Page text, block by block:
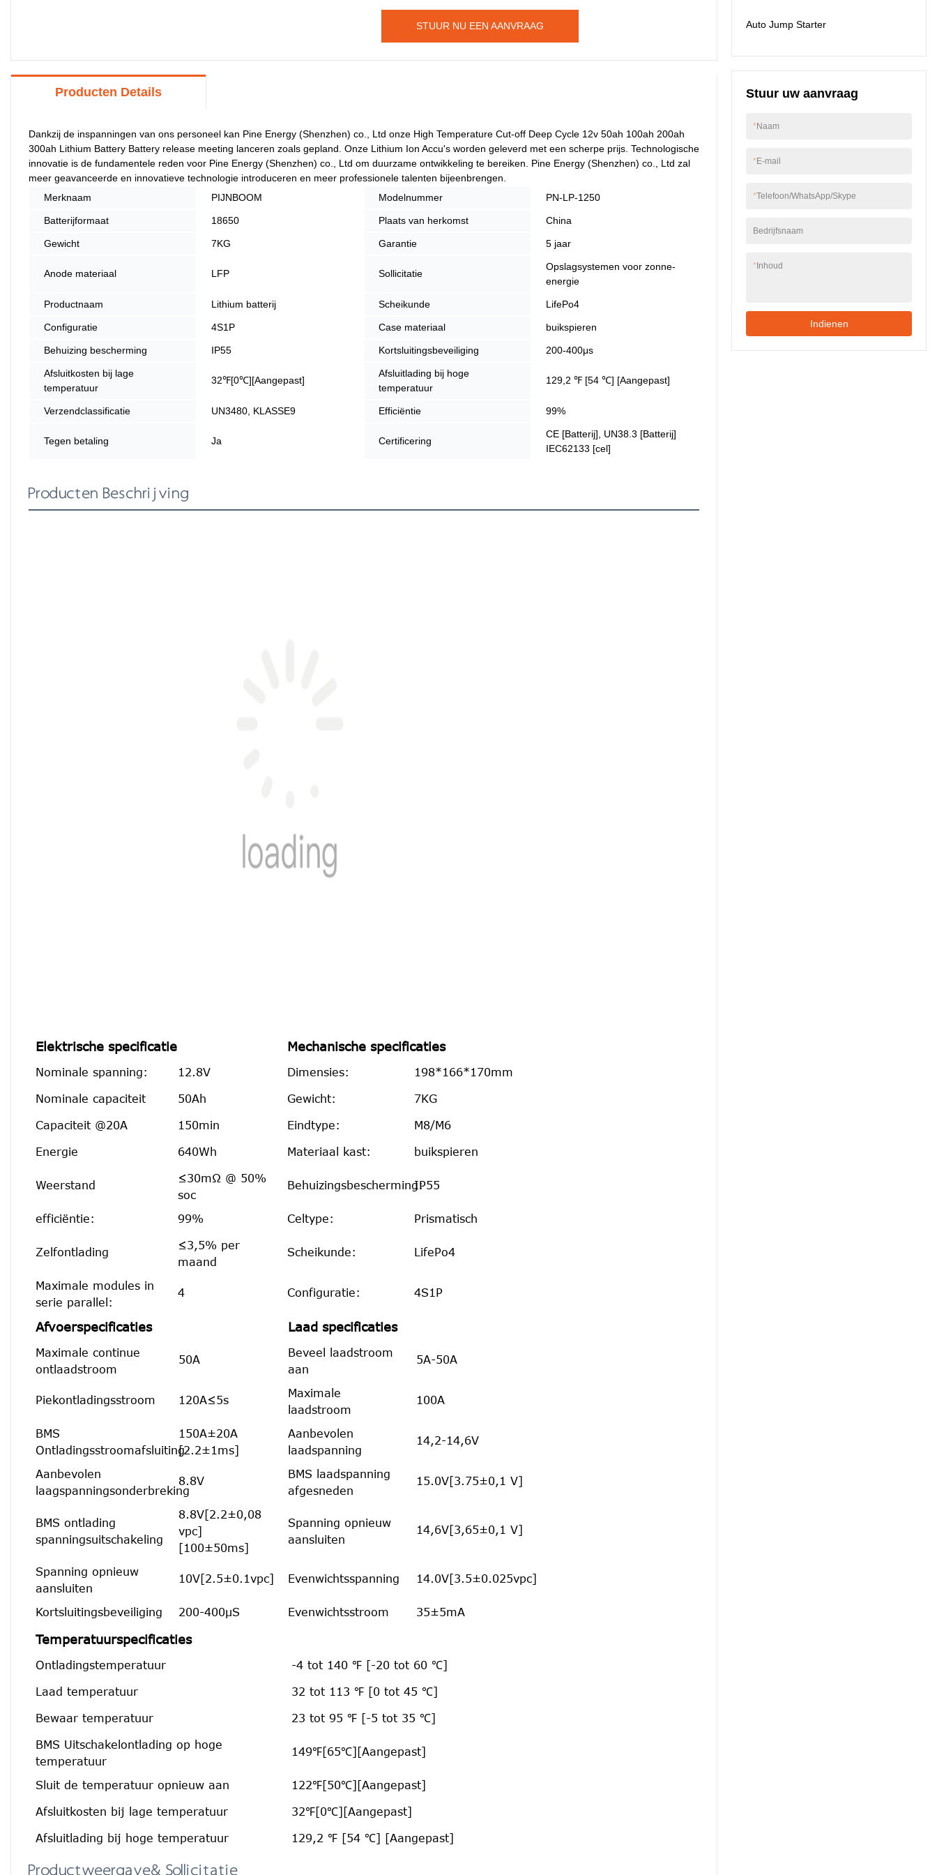
STUUR NU EEN AANVRAAG
Producten Details
Dankzij de inspanningen van ons personeel kan Pine Energy (Shenzhen) co., Ltd onze High Temperature Cut-off Deep Cycle 12v 50ah 100ah 200ah
300ah Lithium Battery Battery release meeting lanceren zoals gepland. Onze Lithium Ion Accu's worden geleverd met een scherpe prijs. Technologische
innovatie is de fundamentele reden voor Pine Energy (Shenzhen) co., Ltd om duurzame ontwikkeling te bereiken. Pine Energy (Shenzhen) co., Ltd zal
meer geavanceerde en innovatieve technologie introduceren en meer professionele talenten bijeenbrengen.
Merknaam
PIJNBOOM Modelnummer PN-LP-1250
Batterijformaat 18650 Plaats van herkomst China
Gewicht 7KG Garantie 5 jaar
Anode materiaal LFP Sollicitatie
Opslagsystemen voor zonne-
energie
Productnaam Lithium batterij Scheikunde LifePo4
Configuratie 4S1P Case materiaal buikspieren
Behuizing bescherming IP55 Kortsluitingsbeveiliging 200-400μs
Afsluitkosten bij lage
temperatuur
32℉[0℃][Aangepast]
Afsluitlading bij hoge
temperatuur
129,2 ℉ [54 ℃] [Aangepast]
Verzendclassificatie UN3480, KLASSE9 Efficiëntie 99%
Tegen betaling Ja Certificering
CE [Batterij], UN38.3 [Batterij]
IEC62133 [cel]
Producten Beschrijving
Elektrische specificatie Mechanische specificaties
Nominale spanning: 12.8V Dimensies: 198*166*170mm
Nominale capaciteit 50Ah Gewicht: 7KG
Capaciteit @20A 150min Eindtype: M8/M6
Energie 640Wh Materiaal kast: buikspieren
Weerstand
≤30mΩ @ 50%
soc
Behuizingsbescherming:IP55
efficiëntie: 99% Celtype: Prismatisch
Zelfontlading
≤3,5% per
maand
Scheikunde: LifePo4
Maximale modules in
serie parallel:
4 Configuratie: 4S1P
Afvoerspecificaties Laad specificaties
Maximale continue
ontlaadstroom
50A
Beveel laadstroom
aan
5A-50A
Piekontladingsstroom 120A≤5s
Maximale
laadstroom
100A
BMS
Ontladingsstroomafsluiting
150A±20A
[2.2±1ms]
Aanbevolen
laadspanning
14,2-14,6V
Aanbevolen
laagspanningsonderbreking
8.8V
BMS laadspanning
afgesneden
15.0V[3.75±0,1 V]
BMS ontlading
spanningsuitschakeling
8.8V[2.2±0,08
vpc]
[100±50ms]
Spanning opnieuw
aansluiten
14,6V[3,65±0,1 V]
Spanning opnieuw
aansluiten
10V[2.5±0.1vpc] Evenwichtsspanning 14.0V[3.5±0.025vpc]
Kortsluitingsbeveiliging 200-400μS Evenwichtsstroom 35±5mA
Temperatuurspecificaties
Ontladingstemperatuur -4 tot 140 ℉ [-20 tot 60 ℃]
Laad temperatuur 32 tot 113 ℉ [0 tot 45 ℃]
Bewaar temperatuur 23 tot 95 ℉ [-5 tot 35 ℃]
BMS Uitschakelontlading op hoge
temperatuur
149℉[65℃][Aangepast]
Sluit de temperatuur opnieuw aan 122℉[50℃][Aangepast]
Afsluitkosten bij lage temperatuur 32℉[0℃][Aangepast]
Afsluitlading bij hoge temperatuur 129,2 ℉ [54 ℃] [Aangepast]
Productweergave& Sollicitatie
Storage Container is
Auto Jump Starter
Stuur uw aanvraag
*Naam
*E-mail
*Telefoon/WhatsApp/Skype
Bedrijfsnaam
*Inhoud
Indienen